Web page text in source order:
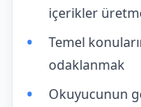
içerikler
Temel
odaklanmak
Okuyucunun